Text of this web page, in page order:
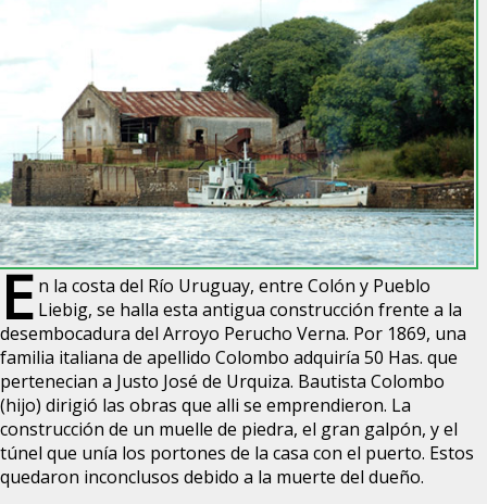
E n la costa del Río Uruguay, entre Colón y Pueblo
Liebig, se halla esta antigua construcción frente a la
desembocadura del Arroyo Perucho Verna. Por 1869, una
familia italiana de apellido Colombo adquiría 50 Has. que
pertenecian a Justo José de Urquiza. Bautista Colombo
(hijo) dirigió las obras que alli se emprendieron. La
construcción de un muelle de piedra, el gran galpón, y el
túnel que unía los portones de la casa con el puerto. Estos
quedaron inconclusos debido a la muerte del dueño.